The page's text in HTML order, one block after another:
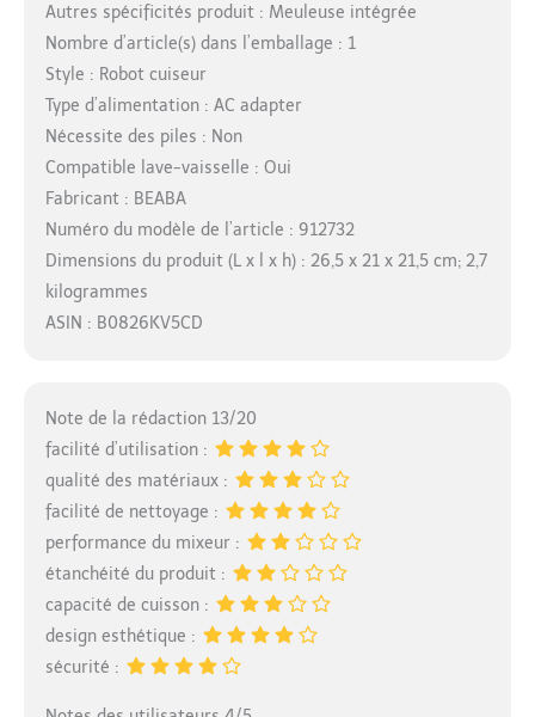
Autres spécificités produit : Meuleuse intégrée
Nombre d’article(s) dans l’emballage : 1
Style : Robot cuiseur
Type d’alimentation : AC adapter
Nécessite des piles : Non
Compatible lave-vaisselle : Oui
Fabricant : BEABA
Numéro du modèle de l’article : 912732
Dimensions du produit (L x l x h) : 26,5 x 21 x 21,5 cm; 2,7
kilogrammes
ASIN : B0826KV5CD
Note de la rédaction 13/20
facilité d’utilisation :
qualité des matériaux :
facilité de nettoyage :
performance du mixeur :
étanchéité du produit :
capacité de cuisson :
design esthétique :
sécurité :